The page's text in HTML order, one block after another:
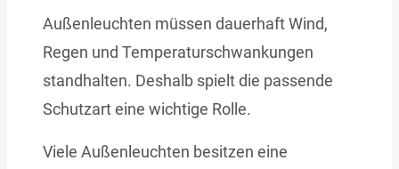
Außenleuchten müssen dauerhaft Wind,
Regen und Temperaturschwankungen
standhalten. Deshalb spielt die passende
Schutzart eine wichtige Rolle.
Viele Außenleuchten besitzen eine